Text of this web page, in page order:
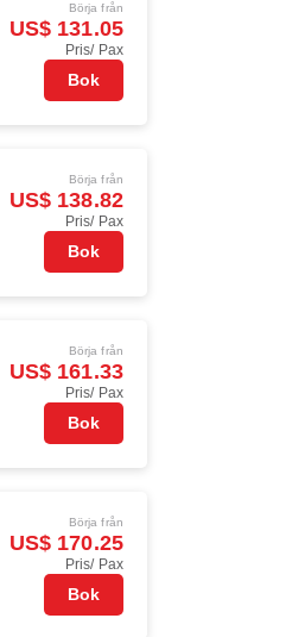
Börja från
US$ 131.05
Pris/ Pax
Bok
Börja från
US$ 138.82
Pris/ Pax
Bok
Börja från
US$ 161.33
Pris/ Pax
Bok
Börja från
US$ 170.25
Pris/ Pax
Bok